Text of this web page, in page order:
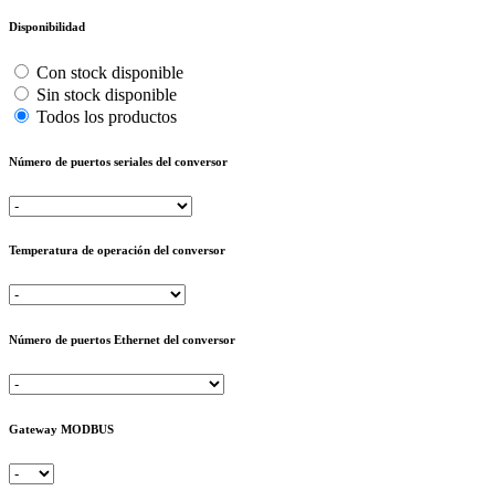
Disponibilidad
Con stock disponible
Sin stock disponible
Todos los productos
Número de puertos seriales del conversor
Temperatura de operación del conversor
Número de puertos Ethernet del conversor
Gateway MODBUS